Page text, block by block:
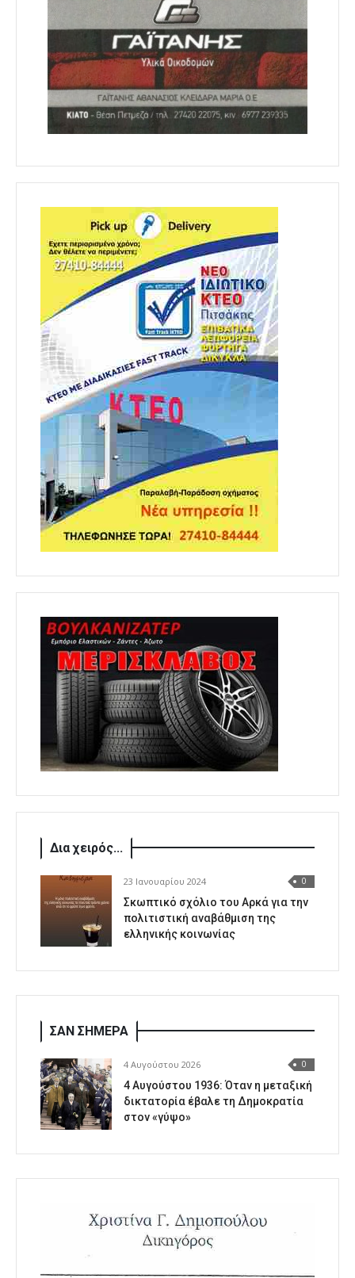
Δια χειρός...
23 Ιανουαρίου 2024 0
Σκωπτικό σχόλιο του Αρκά για την
πολιτιστική αναβάθμιση της
ελληνικής κοινωνίας
ΣΑΝ ΣΗΜΕΡΑ
4 Αυγούστου 2026 0
4 Αυγούστου 1936: Όταν η μεταξική
δικτατορία έβαλε τη Δημοκρατία
στον «γύψο»